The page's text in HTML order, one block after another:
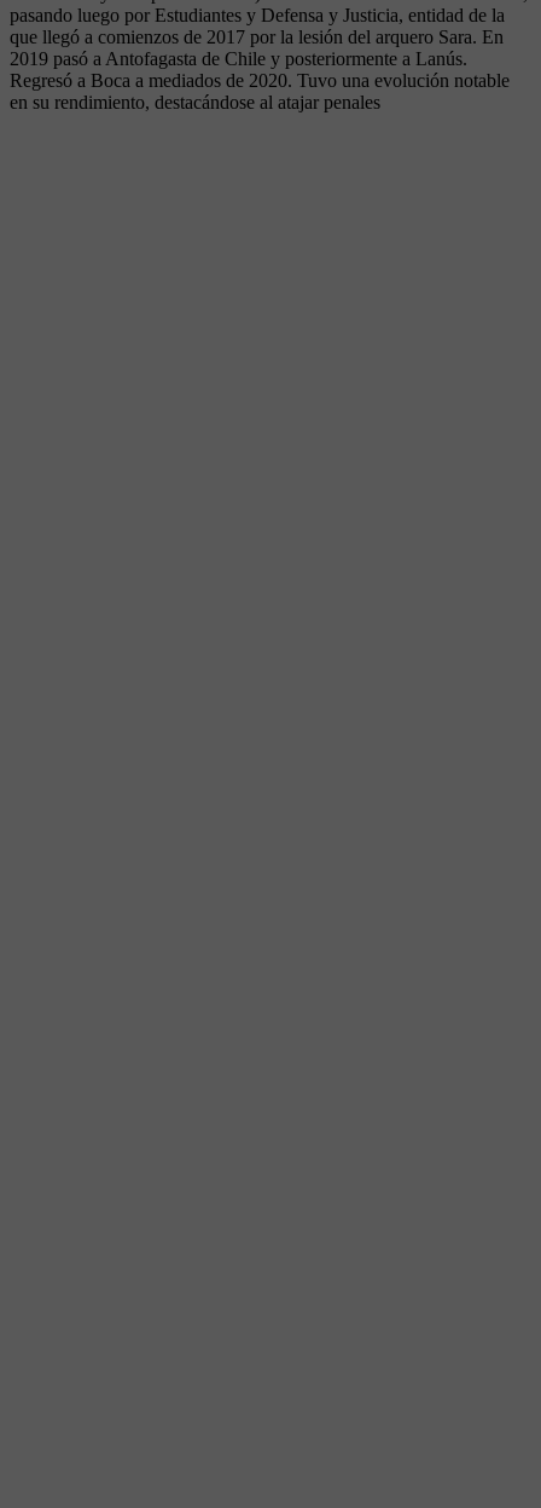
pasando luego por Estudiantes y Defensa y Justicia, entidad de la
que llegó a comienzos de 2017 por la lesión del arquero Sara. En
2019 pasó a Antofagasta de Chile y posteriormente a Lanús.
Regresó a Boca a mediados de 2020. Tuvo una evolución notable
en su rendimiento, destacándose al atajar penales